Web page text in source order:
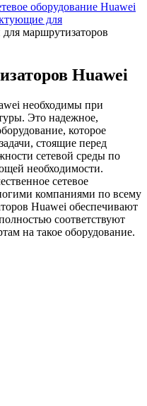
оборудование Huawei
для
маршрутизаторов
Huawei
необходимы при
Это надежное,
которое
стоящие перед
сетевой среды по
необходимости.
сетевое
компаниями по всему
Huawei обеспечивают
соответствуют
на такое оборудование.